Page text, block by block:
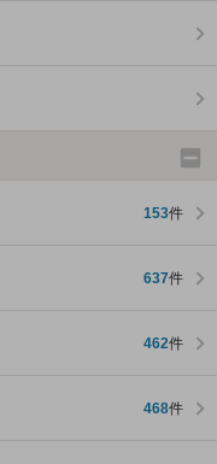
153件
637件
462件
468件